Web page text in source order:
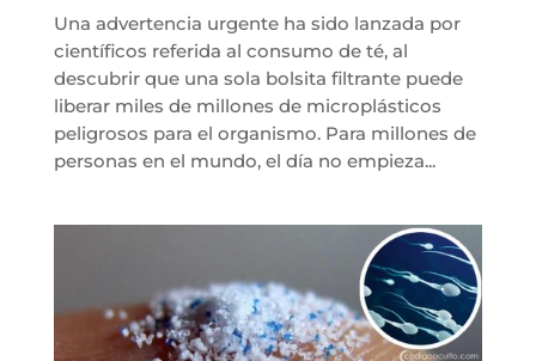
Una advertencia urgente ha sido lanzada por
científicos referida al consumo de té, al
descubrir que una sola bolsita filtrante puede
liberar miles de millones de microplásticos
peligrosos para el organismo. Para millones de
personas en el mundo, el día no empieza...